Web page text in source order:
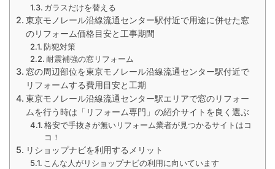
ガラスだけを替える
東京モノレール沿線流通センター駅付近で用途に併せた窓
のリフォーム価格目安と工事期間
防犯対策
耐震補強の窓リフォーム
窓の周辺部位を東京モノレール沿線流通センター駅付近で
リフォームする費用目安と工期
東京モノレール沿線流通センター駅エリアで窓のリフォー
ムを行う時は「リフォーム専門」の紹介サイトを良く選ぶ
格安で手抜きが無いリフォーム業者が見つかるサイトはコ
コ！
リショップナビを利用するメリット
こんな人がリショップナビの利用に向いています